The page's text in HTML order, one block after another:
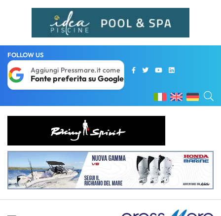
FOLLOW US
Aggiungi Pressmare.it come
Fonte preferita su Google